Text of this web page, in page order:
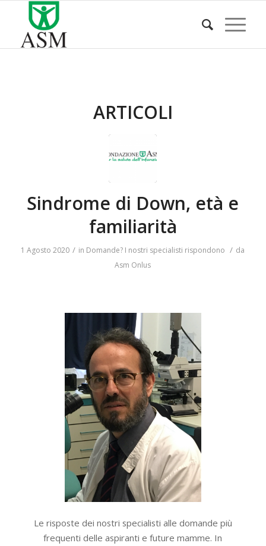
ARTICOLI
Sindrome di Down, età e
familiarità
1 Agosto 2020 / in Domande? I nostri specialisti rispondono / da
Asm Onlus
Le risposte dei nostri specialisti alle domande più
frequenti delle aspiranti e future mamme. In